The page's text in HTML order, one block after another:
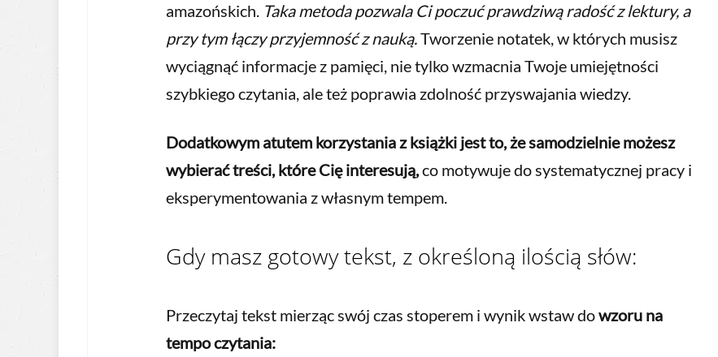
amazońskich. Taka metoda pozwala Ci poczuć prawdziwą radość z lektury, a
przy tym łączy przyjemność z nauką.Tworzenie notatek, w których musisz
wyciągnąć informacje z pamięci, nie tylko wzmacnia Twoje umiejętności
szybkiego czytania, ale też poprawia zdolność przyswajania wiedzy.
Dodatkowym atutem korzystania z książki jest to, że samodzielnie możesz
wybierać treści, które Cię interesują,co motywuje do systematycznej pracy i
eksperymentowania z własnym tempem.
Gdy masz gotowy tekst, z określoną ilością słów:
Przeczytaj tekst mierząc swój czas stoperem i wynik wstaw dowzoru na
tempo czytania: